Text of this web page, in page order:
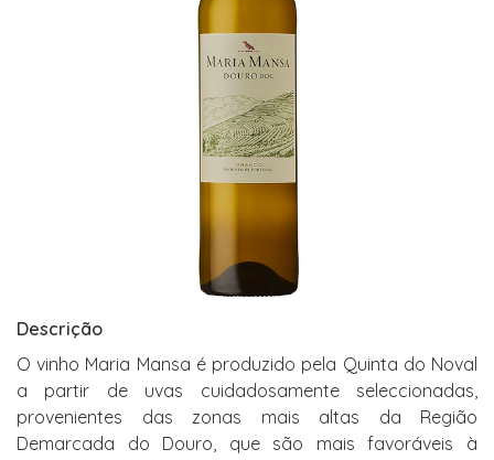
Descrição
O vinho Maria Mansa é produzido pela Quinta do Noval
a partir de uvas cuidadosamente seleccionadas,
provenientes das zonas mais altas da Região
Demarcada do Douro, que são mais favoráveis à